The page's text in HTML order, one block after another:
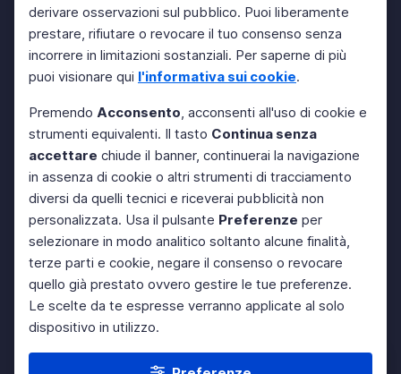
derivare osservazioni sul pubblico. Puoi liberamente
prestare, rifiutare o revocare il tuo consenso senza
incorrere in limitazioni sostanziali. Per saperne di più
puoi visionare qui l'informativa sui cookie.
Premendo Acconsento, acconsenti all'uso di cookie e
strumenti equivalenti. Il tasto Continua senza
accettare chiude il banner, continuerai la navigazione
in assenza di cookie o altri strumenti di tracciamento
diversi da quelli tecnici e riceverai pubblicità non
personalizzata. Usa il pulsante Preferenze per
selezionare in modo analitico soltanto alcune finalità,
terze parti e cookie, negare il consenso o revocare
quello già prestato ovvero gestire le tue preferenze.
Le scelte da te espresse verranno applicate al solo
dispositivo in utilizzo.